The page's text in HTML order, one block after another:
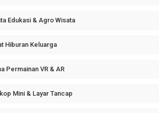
Edukasi & Agro Wisata
Hiburan Keluarga
Permainan VR & AR
Mini & Layar Tancap